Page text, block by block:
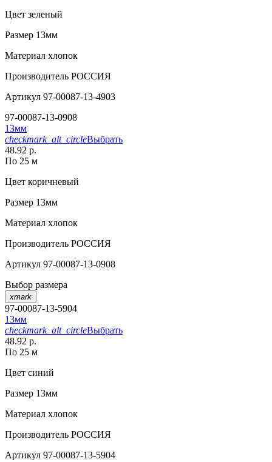
Цвет зеленый
Размер 13мм
Материал хлопок
Производитель РОССИЯ
Артикул 97-00087-13-4903
97-00087-13-0908
13мм
checkmark_alt_circleВыбрать
48.92 р.
По 25 м
Цвет коричневый
Размер 13мм
Материал хлопок
Производитель РОССИЯ
Артикул 97-00087-13-0908
Выбор размера
xmark
97-00087-13-5904
13мм
checkmark_alt_circleВыбрать
48.92 р.
По 25 м
Цвет синий
Размер 13мм
Материал хлопок
Производитель РОССИЯ
Артикул 97-00087-13-5904